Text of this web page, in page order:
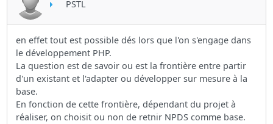
PSTL
en effet tout est possible dés lors que l'on s'engage dans
le développement PHP.
La question est de savoir ou est la frontière entre partir
d'un existant et l'adapter ou développer sur mesure à la
base.
En fonction de cette frontière, dépendant du projet à
réaliser, on choisit ou non de retnir NPDS comme base.